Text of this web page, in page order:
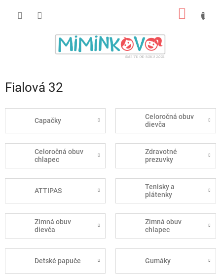
Fialová 32
Capačky
Celoročná obuv
dievča
Celoročná obuv
chlapec
Zdravotné
prezuvky
ATTIPAS
Tenisky a
plátenky
Zimná obuv
dievča
Zimná obuv
chlapec
Detské papuče Gumáky